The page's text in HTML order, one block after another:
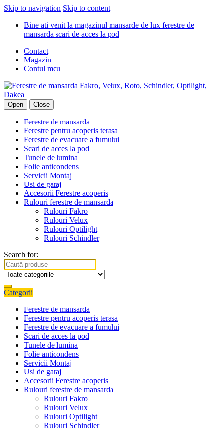
Skip to navigation Skip to content
Bine ati venit la magazinul mansarde de lux ferestre de
mansarda scari de acces la pod
Contact
Magazin
Contul meu
Open Close
Ferestre de mansarda
Ferestre pentru acoperis terasa
Ferestre de evacuare a fumului
Scari de acces la pod
Tunele de lumina
Folie anticondens
Servicii Montaj
Usi de garaj
Accesorii Ferestre acoperis
Rulouri ferestre de mansarda
Rulouri Fakro
Rulouri Velux
Rulouri Optilight
Rulouri Schindler
Search for:
Categorii
Ferestre de mansarda
Ferestre pentru acoperis terasa
Ferestre de evacuare a fumului
Scari de acces la pod
Tunele de lumina
Folie anticondens
Servicii Montaj
Usi de garaj
Accesorii Ferestre acoperis
Rulouri ferestre de mansarda
Rulouri Fakro
Rulouri Velux
Rulouri Optilight
Rulouri Schindler